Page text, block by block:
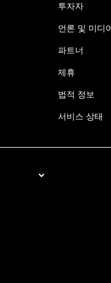
투자자
언론 및 미디
파트너
제휴
법적 정보
서비스 상태